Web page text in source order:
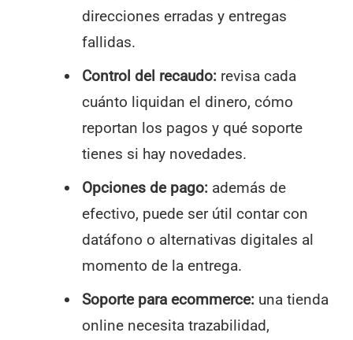
direcciones erradas y entregas
fallidas.
Control del recaudo: revisa cada
cuánto liquidan el dinero, cómo
reportan los pagos y qué soporte
tienes si hay novedades.
Opciones de pago: además de
efectivo, puede ser útil contar con
datáfono o alternativas digitales al
momento de la entrega.
Soporte para ecommerce: una tienda
online necesita trazabilidad,